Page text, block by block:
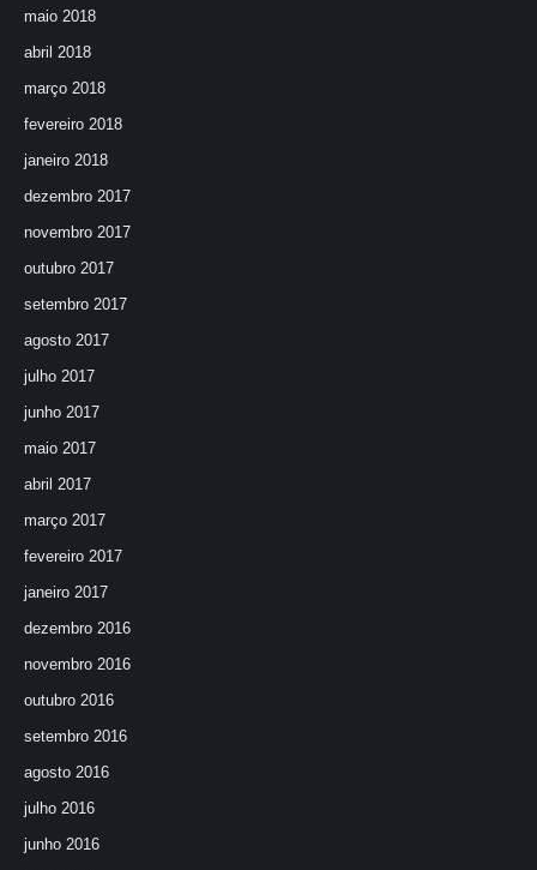
maio 2018
abril 2018
março 2018
fevereiro 2018
janeiro 2018
dezembro 2017
novembro 2017
outubro 2017
setembro 2017
agosto 2017
julho 2017
junho 2017
maio 2017
abril 2017
março 2017
fevereiro 2017
janeiro 2017
dezembro 2016
novembro 2016
outubro 2016
setembro 2016
agosto 2016
julho 2016
junho 2016